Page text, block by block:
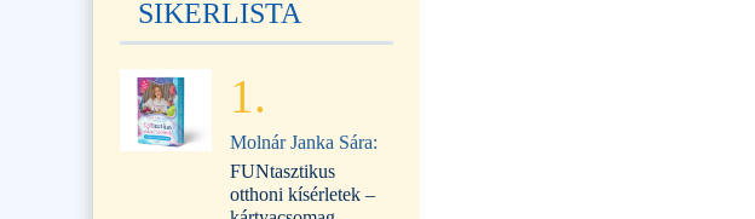
SIKERLISTA
1.
Molnár Janka Sára:
FUNtasztikus
otthoni kísérletek –